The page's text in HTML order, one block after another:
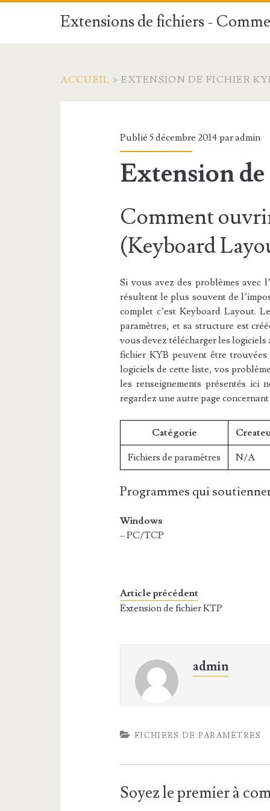
Extensions de fichiers -
ACCUEIL > EXTENSION DE FICHIER
Publié 5 décembre 2014 paradmin
Extension
Comment
(Keyboard
Si vous avez des problèmes avec
résultent le plus souvent de
complet c’est Keyboard Layout.
paramètres, et sa structure est
vous devez télécharger les logiciels
fichier KYB peuvent être
logiciels de cette liste, vos
les renseignements présentés ici
regardez une autre page
Catégorie
Fichiers de paramètres N/A
Programmes qui
Windows
– PC/TCP
Article précédent
Extension de fichier KTP
admin
FICHIERS DE PARAMÈTRES
Soyez le premier à